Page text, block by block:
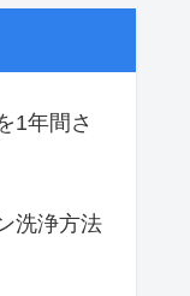
1年間さ
洗浄方法